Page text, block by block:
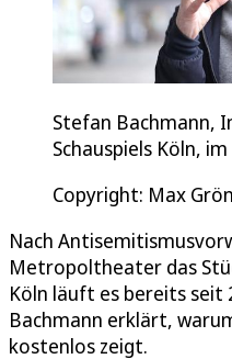
Stefan Bachmann,
Schauspiels Köln,
Copyright: Max
Nach
Metropoltheater das
Köln läuft es bereits
Bachmann erklärt,
kostenlos zeigt.